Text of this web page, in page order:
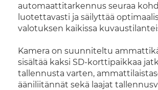
automaattitarkennus seuraa
luotettavasti ja säilyttää
valotuksen kaikissa
Kamera on suunniteltu
sisältää kaksi SD-korttipaikkaa
tallennusta varten,
ääniliitännät sekä laajat